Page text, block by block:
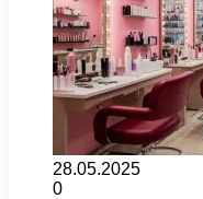
28.05.2025
0